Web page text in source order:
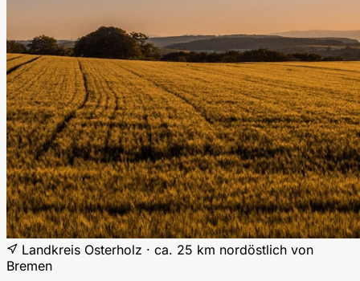
Landkreis Osterholz · ca. 25 km nordöstlich von
Bremen